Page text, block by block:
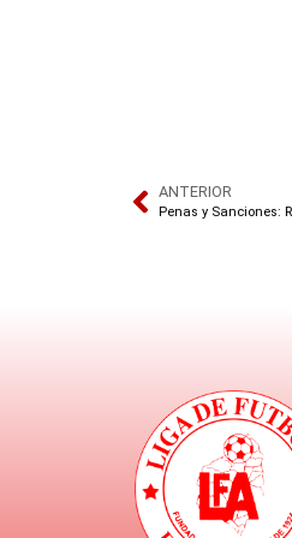
ANTERIOR
Penas y Sanciones: